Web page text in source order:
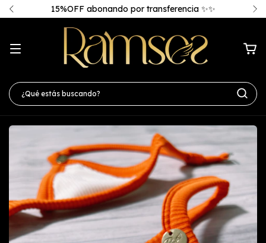
Envío gratis en compras superiores a $100.000